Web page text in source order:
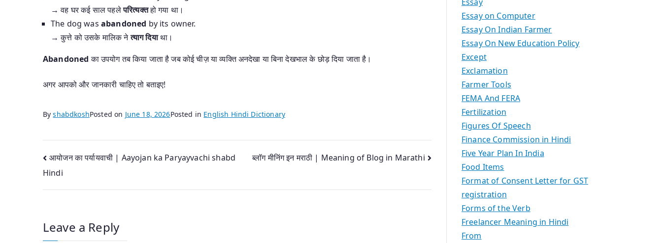
→ वह घर कई साल पहलेपरित्यक्तहो गया था।
The dog was abandoned by its owner.
→ कुत्ते को उसके मालिक नेत्याग दियाथा।
Abandoned का उपयोग तब किया जाता है जब कोई चीज़ या व्यक्ति अनदेखा या बिना देखभाल के छोड़ दिया जाता है।
अगर आपको और जानकारी चाहिए तो बताइए!
ByshabdkoshPosted on June 18, 2026Posted in English Hindi Dictionary
Post
navigation
आयोजन का पर्यायवाची | Aayojan ka Paryayvachi shabd
Hindi
ब्लॉग मीनिंग इन मराठी | Meaning of Blog in Marathi
Leave a Reply
Essay on Computer
Essay On Indian Farmer
Essay On New Education Policy
Except
Exclamation
Farmer Tools
FEMA And FERA
Fertilization
Figures Of Speech
Finance Commission in Hindi
Five Year Plan In India
Food Items
Format of Consent Letter for GST
registration
Forms of the Verb
Freelancer Meaning in Hindi
From